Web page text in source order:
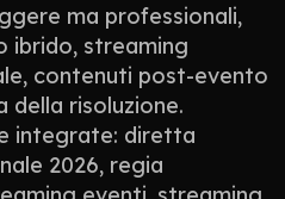
ma professionali,
ibrido, streaming
contenuti post-evento
della risoluzione.
integrate: diretta
2026, regia